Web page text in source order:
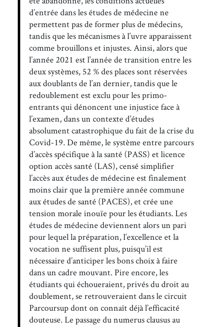
d’entrée dans les études de médecine ne
permettent pas de former plus de médecins,
tandis que les mécanismes à l’uvre apparaissent
comme brouillons et injustes. Ainsi, alors que
l’année 2021 est l’année de transition entre les
deux systèmes, 52 % des places sont réservées
aux doublants de l’an dernier, tandis que le
redoublement est exclu pour les primo-
entrants qui dénoncent une injustice face à
l’examen, dans un contexte d’études
absolument catastrophique du fait de la crise du
Covid-19. De même, le système entre parcours
d’accès spécifique à la santé (PASS) et licence
option accès santé (LAS), censé simplifier
l’accès aux études de médecine est finalement
moins clair que la première année commune
aux études de santé (PACES), et crée une
tension morale inouïe pour les étudiants. Les
études de médecine deviennent alors un pari
pour lequel la préparation, l’excellence et la
vocation ne suffisent plus, puisqu’il est
nécessaire d’anticiper les bons choix à faire
dans un cadre mouvant. Pire encore, les
étudiants qui échoueraient, privés du droit au
doublement, se retrouveraient dans le circuit
Parcoursup dont on connaît déjà l’efficacité
douteuse. Le passage du numerus clausus au